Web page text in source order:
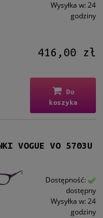
Wysyłka w: 24
godziny
416,00 zł
Do
koszyka
VOGUE VO 5703U
Dostępność:
dostępny
Wysyłka w: 24
godziny